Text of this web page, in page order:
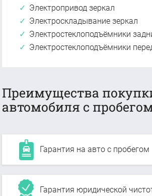
Электропривод зеркал
Электроскладывание зеркал
Электростеклоподъёмники
Электростеклоподъёмники
Преимущества
автомобиля с
Гарантия на авто с пробегом
Гарантия юридической